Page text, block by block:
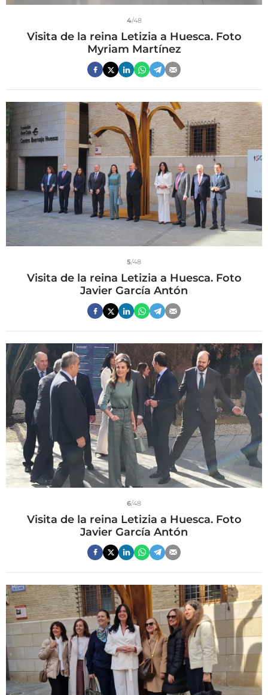
4/48
Visita de la reina Letizia a Huesca. Foto
Myriam Martínez
5/48
Visita de la reina Letizia a Huesca. Foto
Javier García Antón
6/48
Visita de la reina Letizia a Huesca. Foto
Javier García Antón